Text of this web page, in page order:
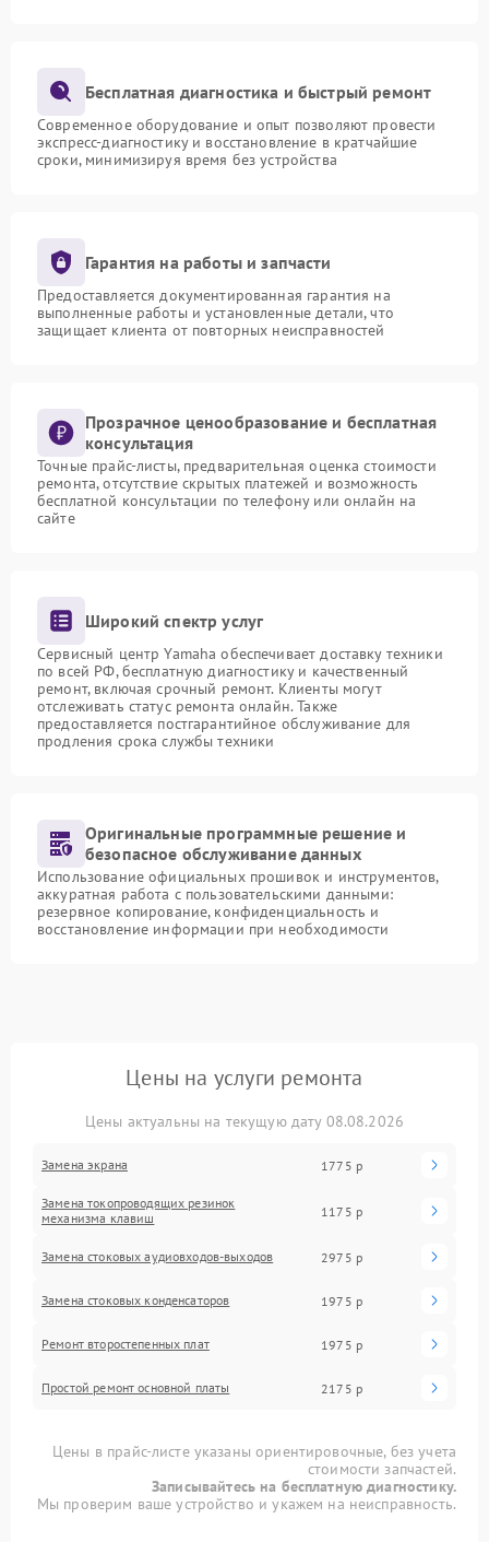
Бесплатная диагностика и быстрый ремонт
Современное оборудование и опыт позволяют провести
экспресс-диагностику и восстановление в кратчайшие
сроки, минимизируя время без устройства
Гарантия на работы и запчасти
Предоставляется документированная гарантия на
выполненные работы и установленные детали, что
защищает клиента от повторных неисправностей
Прозрачное ценообразование и бесплатная
консультация
Точные прайс-листы, предварительная оценка стоимости
ремонта, отсутствие скрытых платежей и возможность
бесплатной консультации по телефону или онлайн на
сайте
Широкий спектр услуг
Сервисный центр Yamaha обеспечивает доставку техники
по всей РФ, бесплатную диагностику и качественный
ремонт, включая срочный ремонт. Клиенты могут
отслеживать статус ремонта онлайн. Также
предоставляется постгарантийное обслуживание для
продления срока службы техники
Оригинальные программные решение и
безопасное обслуживание данных
Использование официальных прошивок и инструментов,
аккуратная работа с пользовательскими данными:
резервное копирование, конфиденциальность и
восстановление информации при необходимости
Цены на услуги ремонта
Цены актуальны на текущую дату 08.08.2026
Замена экрана 1775 р
Замена токопроводящих резинок
механизма клавиш
1175 р
Замена стоковых аудиовходов-выходов 2975 р
Замена стоковых конденсаторов 1975 р
Ремонт второстепенных плат 1975 р
Простой ремонт основной платы 2175 р
Цены в прайс-листе указаны ориентировочные, без учета
стоимости запчастей.
Записывайтесь на бесплатную диагностику.
Мы проверим ваше устройство и укажем на неисправность.